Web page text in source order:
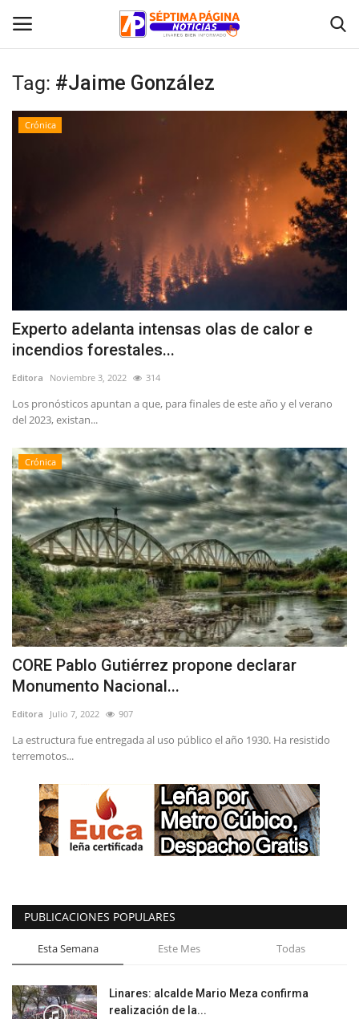
Inicio
Tribunales
Política
Espectáculos
Tag: #Jaime González
Crónica
Experto adelanta intensas olas de calor e
incendios forestales...
Editora Noviembre 3, 2022 314
Los pronósticos apuntan a que, para finales de este año y el verano
del 2023, existan...
Crónica
CORE Pablo Gutiérrez propone declarar
Monumento Nacional...
Editora Julio 7, 2022 907
La estructura fue entregada al uso público el año 1930. Ha resistido
terremotos...
PUBLICACIONES POPULARES
Esta Semana Este Mes Todas
Linares: alcalde Mario Meza confirma
realización de la...